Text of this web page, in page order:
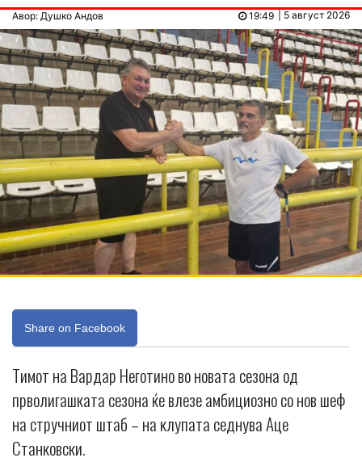
Авор: Душко Андов | 5 август 2026
19:49
Share on Facebook
Тимот на Вардар Неготино во новата сезона од
прволигашката сезона ќе влезе амбициозно со нов шеф
на стручниот штаб – на клупата седнува Аце
Станковски.